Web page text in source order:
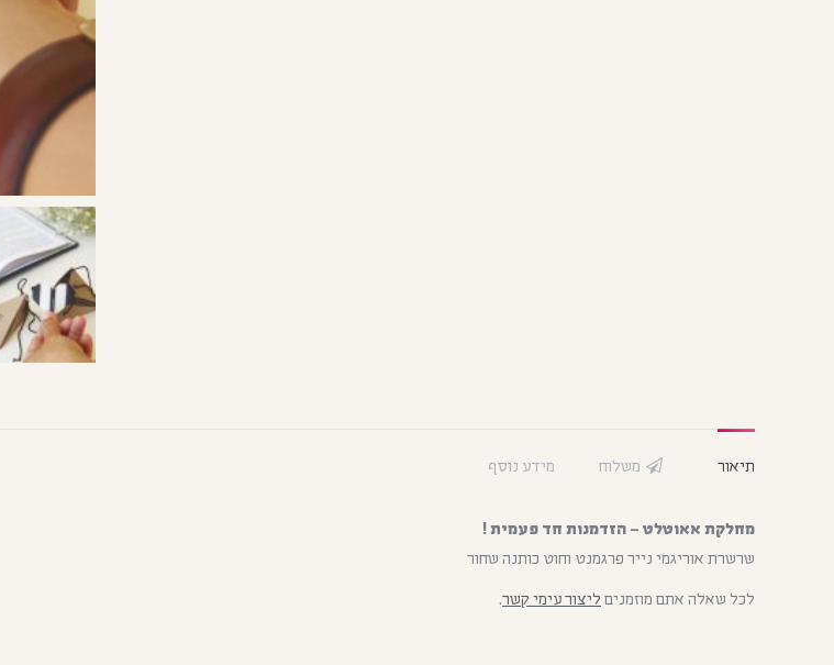
תיאור משלוח מידע נוסף
מחלקת אאוטלט – הזדמנות חד פעמית !
שרשרת אוריגמי נייר פרגמנט וחוט כותנה שחור
לכל שאלה אתם מוזמנים ליצור עימי קשר.